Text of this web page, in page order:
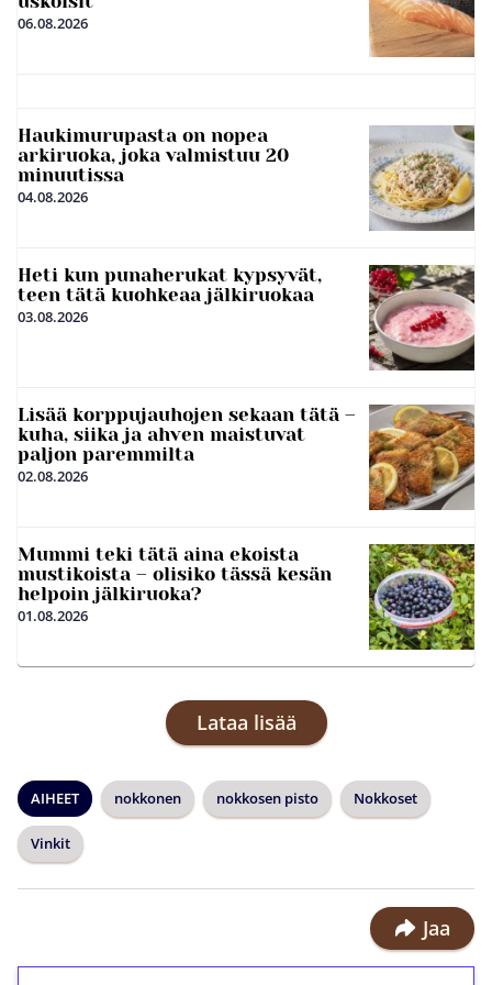
06.08.2026
Haukimurupasta on nopea
arkiruoka, joka valmistuu 20
minuutissa
04.08.2026
Heti kun punaherukat kypsyvät,
teen tätä kuohkeaa jälkiruokaa
03.08.2026
Lisää korppujauhojen sekaan tätä –
kuha, siika ja ahven maistuvat
paljon paremmilta
02.08.2026
Mummi teki tätä aina ekoista
mustikoista – olisiko tässä kesän
helpoin jälkiruoka?
01.08.2026
Lataa lisää
AIHEET nokkonen nokkosen pisto Nokkoset
Vinkit
Jaa